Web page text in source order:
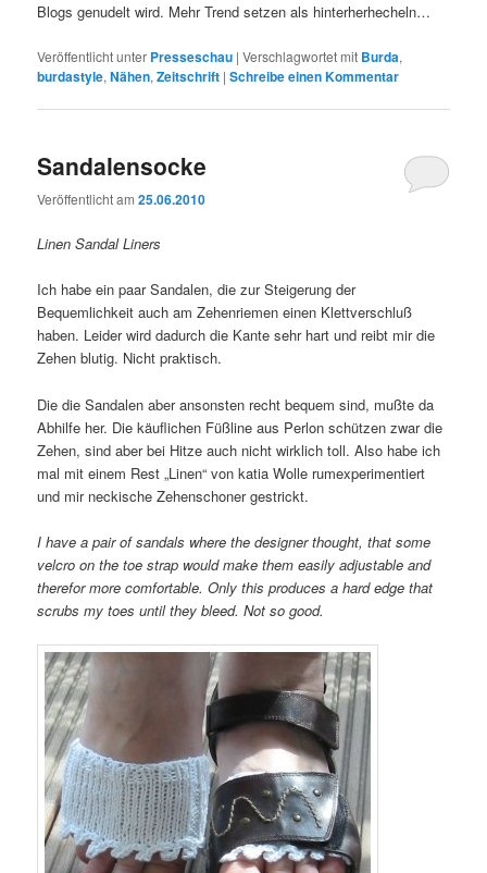
Blogs genudelt wird. Mehr Trend setzen als hinterherhecheln…
Veröffentlicht unter Presseschau |Verschlagwortet mit Burda,
burdastyle,Nähen,Zeitschrift |Schreibe einen Kommentar
Sandalensocke
Veröffentlicht am25.06.2010
Linen Sandal Liners
Ich habe ein paar Sandalen, die zur Steigerung der
Bequemlichkeit auch am Zehenriemen einen Klettverschluß
haben. Leider wird dadurch die Kante sehr hart und reibt mir die
Zehen blutig. Nicht praktisch.
Die die Sandalen aber ansonsten recht bequem sind, mußte da
Abhilfe her. Die käuflichen Füßline aus Perlon schützen zwar die
Zehen, sind aber bei Hitze auch nicht wirklich toll. Also habe ich
mal mit einem Rest „Linen“ von katia Wolle rumexperimentiert
und mir neckische Zehenschoner gestrickt.
I have a pair of sandals where the designer thought, that some
velcro on the toe strap would make them easily adjustable and
therefor more comfortable. Only this produces a hard edge that
scrubs my toes until they bleed. Not so good.